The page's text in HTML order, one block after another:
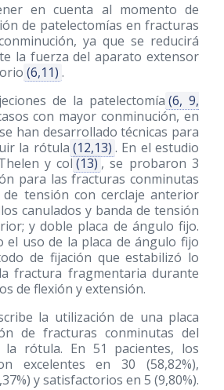
en cuenta al momento de
de patelectomías en fracturas
ya que se reducirá
la fuerza del aparato extensor
(6,11) .
de la patelectomía (6, 9,
con mayor conminución, en
han desarrollado técnicas para
la rótula (12,13) . En el estudio
y col (13) , se probaron 3
para las fracturas conminutas
tensión con cerclaje anterior
canulados y banda de tensión
y doble placa de ángulo fijo.
el uso de la placa de ángulo fijo
de fijación que estabilizó lo
fractura fragmentaria durante
de flexión y extensión.
la utilización de una placa
de fracturas conminutas del
rótula. En 51 pacientes, los
excelentes en 30 (58,82%),
y satisfactorios en 5 (9,80%).